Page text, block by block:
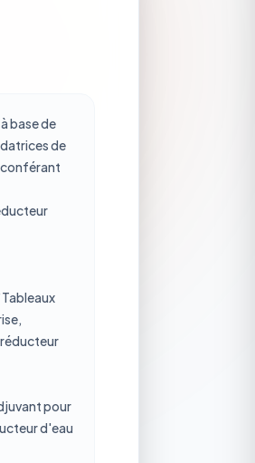
base de
de
conférant
pour
d'eau